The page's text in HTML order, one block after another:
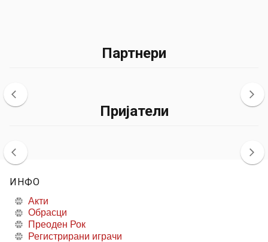
Партнери
Пријатели
ИНФО
Акти
Обрасци
Преоден Рок
Регистрирани играчи